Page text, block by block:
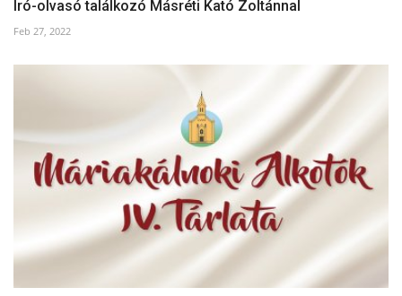
Író-olvasó találkozó Másréti Kató Zoltánnal
Feb 27, 2022